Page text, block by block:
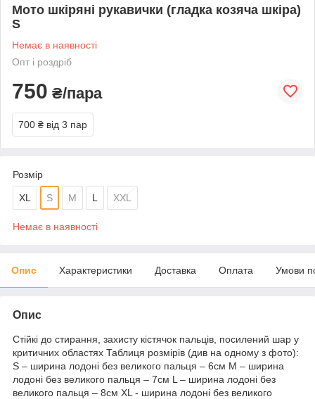
Мото шкіряні рукавички (гладка козяча шкіра)
S
Немає в наявності
Опт і роздріб
750 ₴/пара
700 ₴ від 3 пар
Розмір
XL S M L XXL
Немає в наявності
Опис Характеристики Доставка Оплата Умови
Опис
Стійкі до стирання, захисту кістячок пальців, посилений шар у
критичних областях Таблиця розмірів (див на одному з фото):
S – ширина лодоні без великого пальця – 6см М – ширина
лодоні без великого пальця – 7см L – ширина лодоні без
великого пальця – 8см XL - ширина лодоні без великого